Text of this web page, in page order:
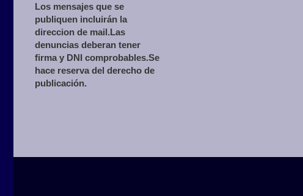
Los mensajes que se
publiquen incluirán la
direccion de mail.Las
denuncias deberan tener
firma y DNI comprobables.Se
hace reserva del derecho de
publicación.